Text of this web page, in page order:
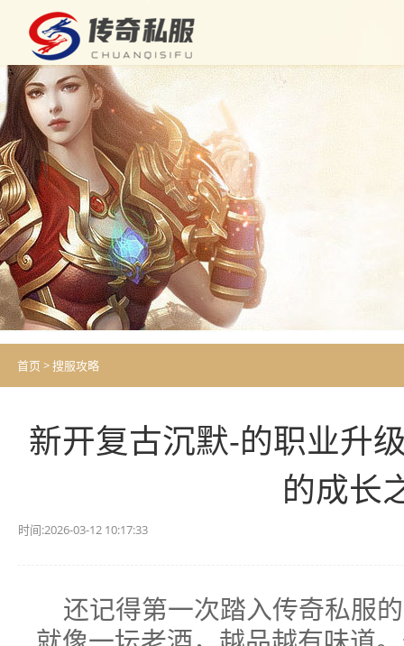
首页 >搜服攻略
新开复古沉默-的职业升
的成长
时间:2026-03-12 10:17:33
还记得第一次踏入传奇私服